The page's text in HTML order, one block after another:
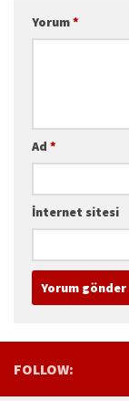
Yorum*
Ad *
İnternet sitesi
FOLLOW: